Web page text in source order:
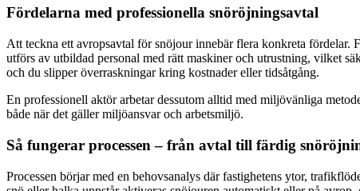
Fördelarna med professionella snöröjningsavtal
Att teckna ett avropsavtal för snöjour innebär flera konkreta fördelar.
utförs av utbildad personal med rätt maskiner och utrustning, vilket
och du slipper överraskningar kring kostnader eller tidsåtgång.
En professionell aktör arbetar dessutom alltid med miljövänliga
både när det gäller miljöansvar och arbetsmiljö.
Så fungerar processen – från avtal till färdig
Processen börjar med en behovsanalys där fastighetens ytor,